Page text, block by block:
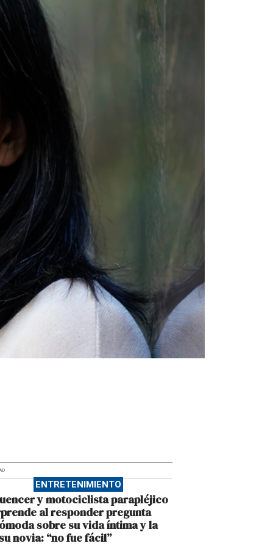
ENTRETENIMIENTO
y motociclista parapléjico
al responder pregunta
sobre su vida íntima y la
novia: “no fue fácil”